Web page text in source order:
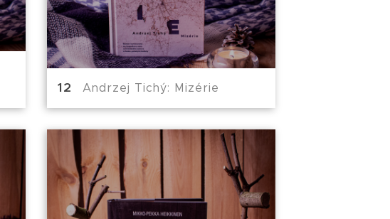
Andrzej Tichý: Mizérie